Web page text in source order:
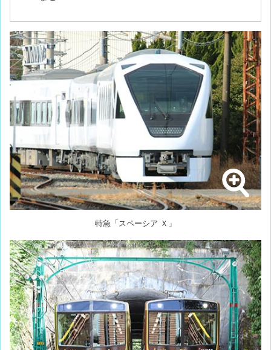
特急「スペーシア Ｘ」